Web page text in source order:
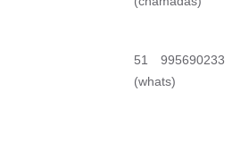
51 995690233
(whats)